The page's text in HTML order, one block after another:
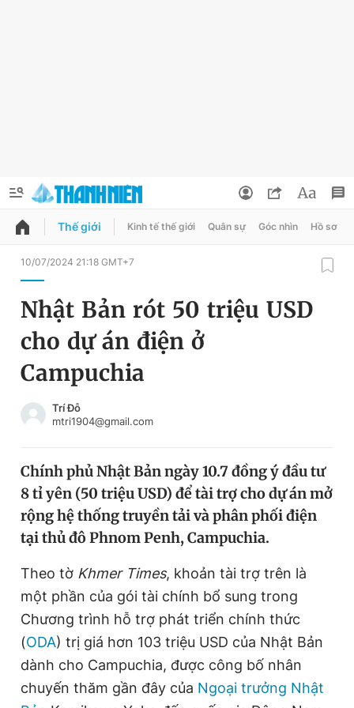
QUẢNG CÁO
Chuyên mục
Chuyên mục khác
Chào ngày mới
Video Magazine
Sản phẩm khác
Tiện ích Bạn cần biết
Thông tin tòa soạn Liên hệ quảng cáo
Đổi mật khẩu
Tin đã lưu
Tin đã xem
Đăng xuất
Thế giới Kinh tế thế giới Quân sự Góc nhìn Hồ sơ
10/07/2024 21:18 GMT+7
Nhật Bản rót 50 triệu USD
cho dự án điện ở
Campuchia
Trí Đỗ
mtri1904@gmail.com
Chính phủ Nhật Bản ngày 10.7 đồng ý đầu tư
8 tỉ yên (50 triệu USD) để tài trợ cho dự án mở
rộng hệ thống truyền tải và phân phối điện
tại thủ đô Phnom Penh, Campuchia.
Theo tờ Khmer Times, khoản tài trợ trên là
một phần của gói tài chính bổ sung trong
Chương trình hỗ trợ phát triển chính thức
(ODA) trị giá hơn 103 triệu USD của Nhật Bản
dành cho Campuchia, được công bố nhân
chuyến thăm gần đây của Ngoại trưởng Nhật